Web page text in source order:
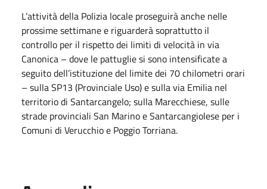
L’attività della Polizia locale proseguirà anche nelle
prossime settimane e riguarderà soprattutto il
controllo per il rispetto dei limiti di velocità in via
Canonica – dove le pattuglie si sono intensificate a
seguito dell’istituzione del limite dei 70 chilometri orari
– sulla SP13 (Provinciale Uso) e sulla via Emilia nel
territorio di Santarcangelo; sulla Marecchiese, sulle
strade provinciali San Marino e Santarcangiolese per i
Comuni di Verucchio e Poggio Torriana.